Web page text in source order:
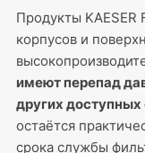
Продукты
корпусов и
имеют перепад
других доступных
остаётся
срока службы